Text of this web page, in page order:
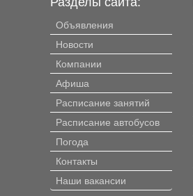
Объявления
Новости
Компании
Афиша
Расписание занятий
Расписание автобусов
Погода
Контакты
Наши вакансии